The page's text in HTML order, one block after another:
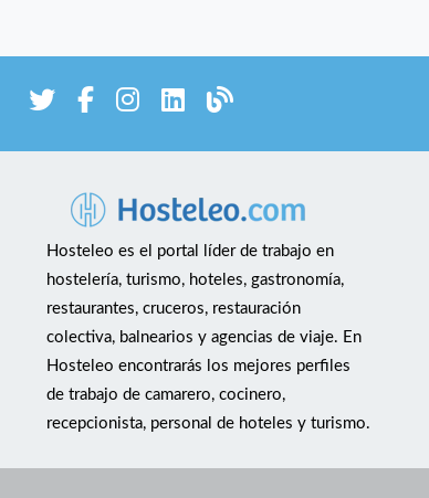
Hosteleo es el portal líder de trabajo en
hostelería, turismo, hoteles, gastronomía,
restaurantes, cruceros, restauración
colectiva, balnearios y agencias de viaje. En
Hosteleo encontrarás los mejores perfiles
de trabajo de camarero, cocinero,
recepcionista, personal de hoteles y turismo.